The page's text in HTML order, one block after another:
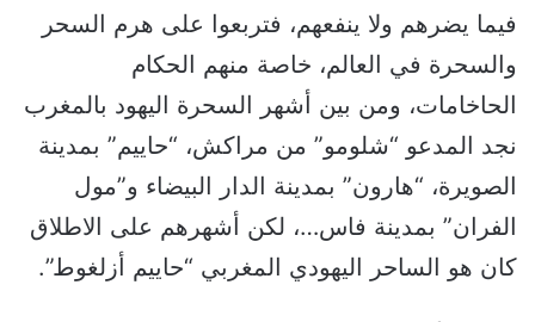
فيما يضرهم ولا ينفعهم، فتربعوا على هرم السحر
والسحرة في العالم، خاصة منهم الحكام
الحاخامات، ومن بين أشهر السحرة اليهود بالمغرب
نجد المدعو “شلومو” من مراكش، “حاييم” بمدينة
الصويرة، “هارون” بمدينة الدار البيضاء و”مول
الفران” بمدينة فاس…، لكن أشهرهم على الاطلاق
كان هو الساحر اليهودي المغربي “حاييم أزلغوط”.